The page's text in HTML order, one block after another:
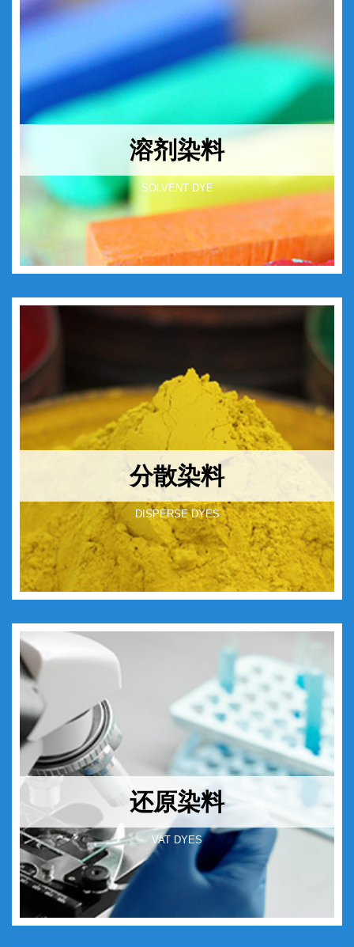
溶剂染料
SOLVENT DYE
分散染料
DISPERSE DYES
还原染料
VAT DYES